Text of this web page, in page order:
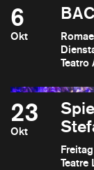
6
Okt
Teatro
23
Okt
Teatre